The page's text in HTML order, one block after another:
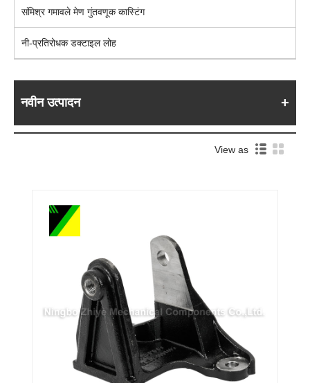
संमिश्र गमावले मेण गुंतवणूक कास्टिंग
नी-प्रतिरोधक डक्टाइल लोह
नवीन उत्पादन
View as